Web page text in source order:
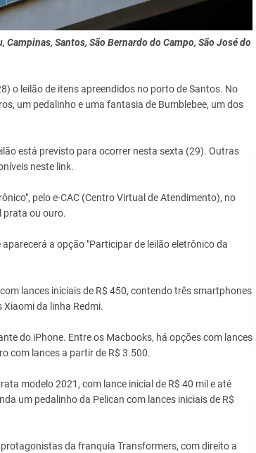
Santos, São Bernardo do Campo, São José do
o leilão de itens apreendidos no porto de Santos. No
um pedalinho e uma fantasia de Bumblebee, um dos
está previsto para ocorrer nesta sexta (29). Outras
neste link.
pelo e-CAC (Centro Virtual de Atendimento), no
prata ou ouro.
a opção "Participar de leilão eletrônico da
lances iniciais de R$ 450, contendo três smartphones
da linha Redmi.
do iPhone. Entre os Macbooks, há opções com lances
com lances a partir de R$ 3.500.
modelo 2021, com lance inicial de R$ 40 mil e até
um pedalinho da Pelican com lances iniciais de R$
da franquia Transformers, com direito a